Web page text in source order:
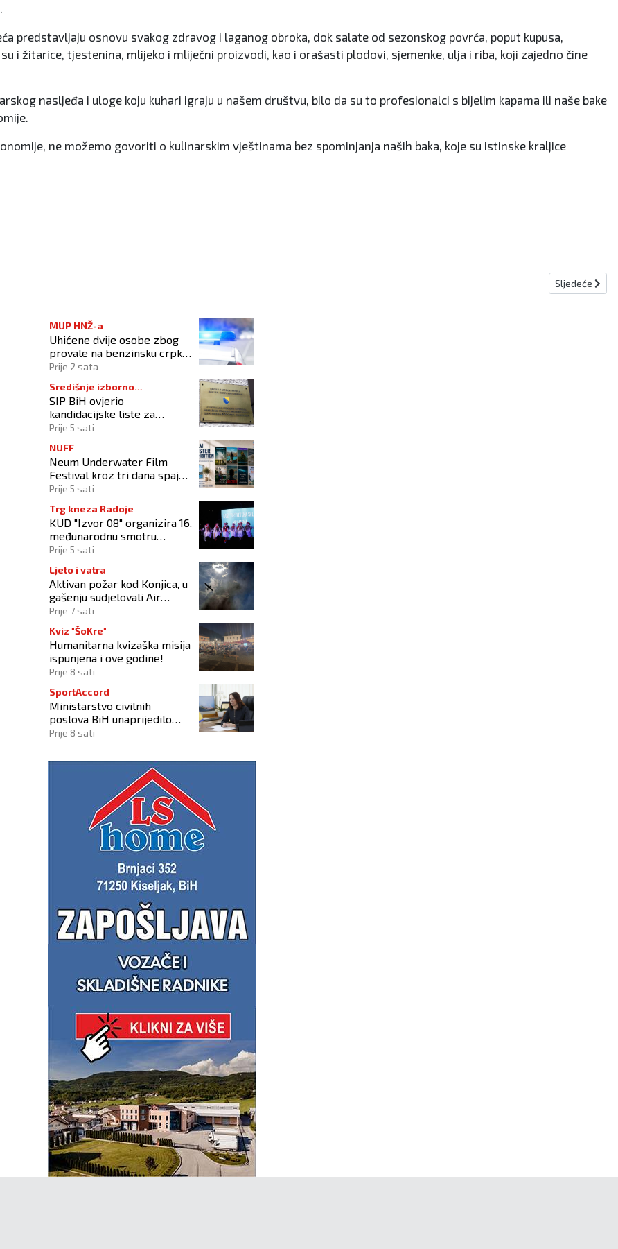
predstavljaju osnovu svakog zdravog i laganog obroka, dok salate od sezonskog povrća, poput kupusa,
i žitarice, tjestenina, mlijeko i mliječni proizvodi, kao i orašasti plodovi, sjemenke, ulja i riba, koji zajedno čine
nasljeđa i uloge koju kuhari igraju u našem društvu, bilo da su to profesionalci s bijelim kapama ili naše bake
ne možemo govoriti o kulinarskim vještinama bez spominjanja naših baka, koje su istinske kraljice
svjetiljku na Haitiju“ Sljedeći
Sljedeće
MUP HNŽ-a
Uhićene dvije osobe zbog
provale na benzinsku crpku
u Konjicu
Prije 2 sata
Središnje izborno
povjerenstvo
SIP BiH ovjerio
kandidacijske liste za
kompenzacijske mandate na
Prije 5 sati
NUFF
Neum Underwater Film
Festival kroz tri dana spaja
umjetnost filma i more
Prije 5 sati
Trg kneza Radoje
KUD "Izvor 08" organizira 16.
međunarodnu smotru
folklora "Kiseljak 2026"
Prije 5 sati
Ljeto i vatra
Aktivan požar kod Konjica, u
gašenju sudjelovali Air
Tractor i helikopter OS-a
Prije 7 sati
Kviz "ŠoKre"
Humanitarna kvizaška misija
ispunjena i ove godine!
Prije 8 sati
SportAccord
Ministarstvo civilnih
poslova BiH unaprijedilo
sustav registracije sportskih
Prije 8 sati